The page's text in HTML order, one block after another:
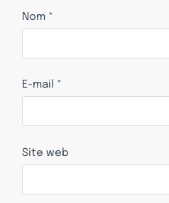
Nom *
E-mail *
Site web